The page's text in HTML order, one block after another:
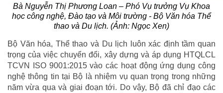
Bà Nguyễn Thị Phương Loan – Phó Vụ trưởng Vụ Khoa
học công nghệ, Đào tạo và Môi trường - Bộ Văn hóa Thể
thao và Du lịch. (Ảnh: Ngọc Xen)
Bộ Văn hóa, Thể thao và Du lịch luôn xác định tầm quan
trọng của việc chuyển đổi, xây dựng và áp dụng HTQLCL
TCVN ISO 9001:2015 vào các hoạt động ứng dụng công
nghệ thông tin tại Bộ là nhiệm vụ quan trọng trong những
năm vừa qua và giai đoạn tới. Do vậy, Bộ đã chỉ đạo các